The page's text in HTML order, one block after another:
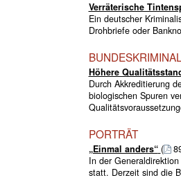
Verräterische
Ein deutscher
Drohbriefe oder
Höhere
Durch Akkreditierung
biologischen Spuren
PORTRÄT
„Einmal anders“ (
In der
statt. Derzeit sind die